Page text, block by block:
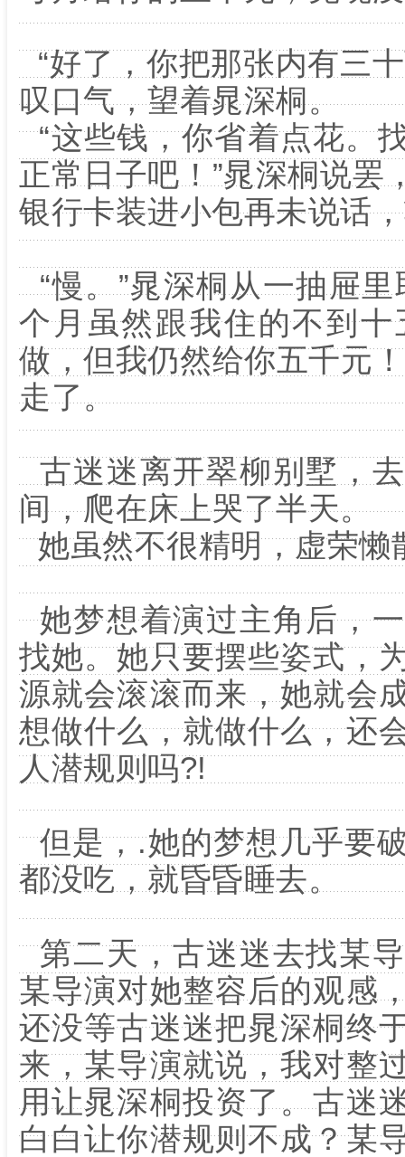
“好了，你把那张内有三
叹口气，望着晁深桐。
“这些钱，你省着点花。
正常日子吧！”晁深桐说罢
银行卡装进小包再未说话
“慢。”晁深桐从一抽屉里
个月虽然跟我住的不到
做，但我仍然给你五千元
走了。
古迷迷离开翠柳别墅，
间，爬在床上哭了半天。
她虽然不很精明，虚荣懒
她梦想着演过主角后，
找她。她只要摆些姿式，
源就会滚滚而来，她就会
想做什么，就做什么，还
人潜规则吗?!
但是，.她的梦想几乎要
都没吃，就昏昏睡去。
第二天，古迷迷去找某
某导演对她整容后的观感
还没等古迷迷把晁深桐终
来，某导演就说，我对整
用让晁深桐投资了。古迷
白白让你潜规则不成？某